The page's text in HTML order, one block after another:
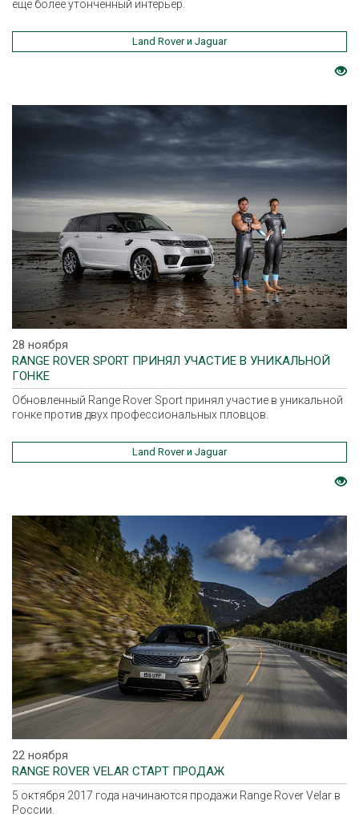
еще более утонченный интерьер.
Land Rover и Jaguar
28 ноября
RANGE ROVER SPORT ПРИНЯЛ УЧАСТИЕ В УНИКАЛЬНОЙ
ГОНКЕ
Обновленный Range Rover Sport принял участие в уникальной
гонке против двух профессиональных пловцов.
Land Rover и Jaguar
22 ноября
RANGE ROVER VELAR СТАРТ ПРОДАЖ
5 октября 2017 года начинаются продажи Range Rover Velar в
России.